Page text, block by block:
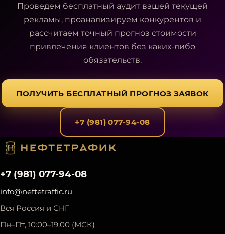
Проведем бесплатный аудит вашей текущей
рекламы, проанализируем конкурентов и
рассчитаем точный прогноз стоимости
привлечения клиентов без каких-либо
обязательств.
ПОЛУЧИТЬ БЕСПЛАТНЫЙ ПРОГНОЗ ЗАЯВОК
+7 (981) 077-94-08
+7 (981) 077-94-08
info@neftetraffic.ru
Вся Россия и СНГ
Пн–Пт, 10:00–19:00 (МСК)